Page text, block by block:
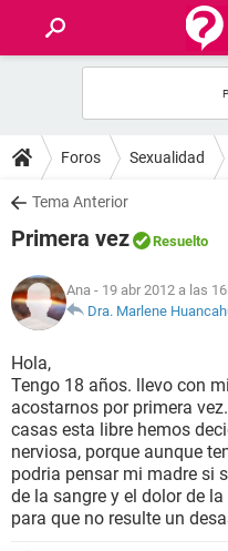
FOROS
SALUD
NUTRICIÓN
BIENESTAR
SEXUALIDAD
GLOSARIO
Foros Sexualidad
Tema Anterior
Primera vez Resuelto
Ana - 19 abr 2012 a las
Dra. Marlene
Hola,
Tengo 18 años. llevo con
acostarnos por primera
casas esta libre hemos
nerviosa, porque aunque
podria pensar mi madre si
de la sangre y el dolor de
para que no resulte un